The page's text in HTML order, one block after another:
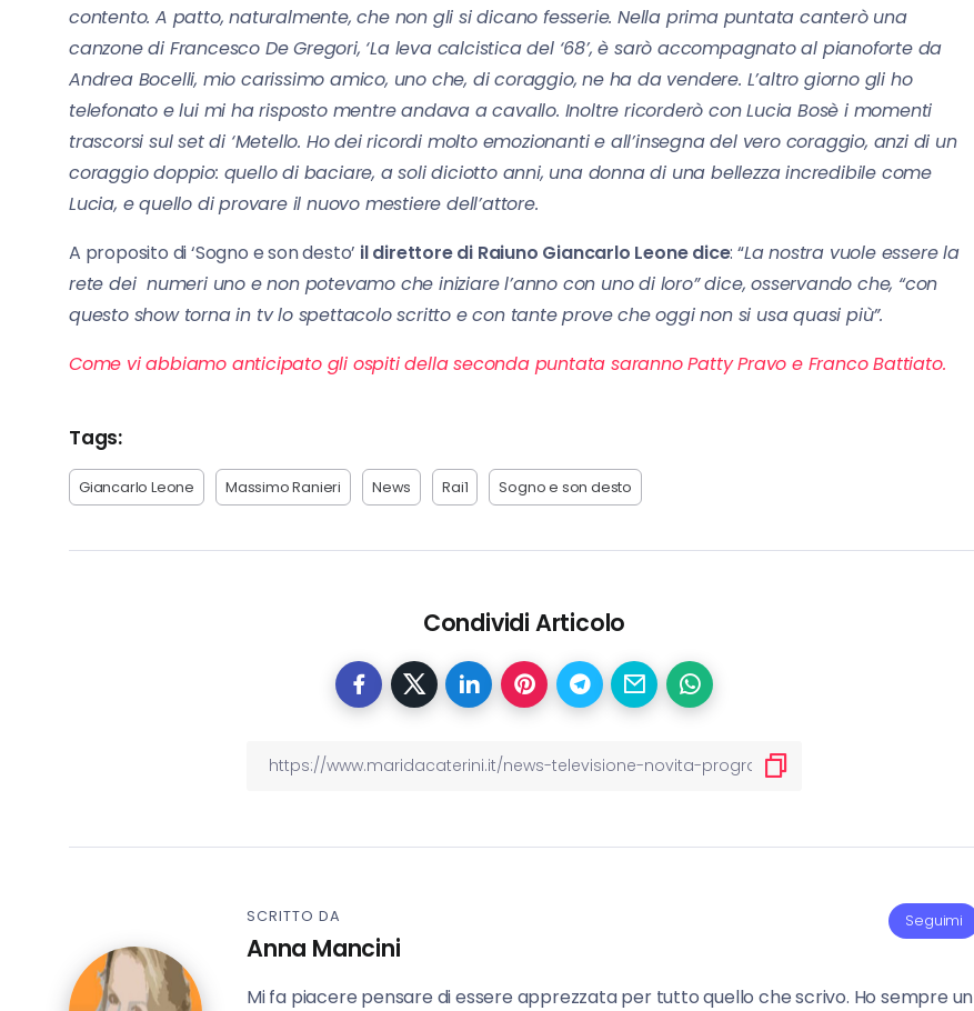
contento. A patto, naturalmente, che non gli si dicano fesserie. Nella prima puntata canterò una
canzone di Francesco De Gregori, ‘La leva calcistica del ‘68’, è sarò accompagnato al pianoforte da
Andrea Bocelli, mio carissimo amico, uno che, di coraggio, ne ha da vendere. L’altro giorno gli ho
telefonato e lui mi ha risposto mentre andava a cavallo. Inoltre ricorderò con Lucia Bosè i momenti
trascorsi sul set di ‘Metello. Ho dei ricordi molto emozionanti e all’insegna del vero coraggio, anzi di un
coraggio doppio: quello di baciare, a soli diciotto anni, una donna di una bellezza incredibile come
Lucia, e quello di provare il nuovo mestiere dell’attore.
A proposito di ‘Sogno e son desto’ il direttore di Raiuno Giancarlo Leone dice: “La nostra vuole essere la
rete dei numeri uno e non potevamo che iniziare l’anno con uno di loro” dice, osservando che, “con
questo show torna in tv lo spettacolo scritto e con tante prove che oggi non si usa quasi più”.
Come vi abbiamo anticipato gli ospiti della seconda puntata saranno Patty Pravo e Franco Battiato.
Tags:
Giancarlo Leone Massimo Ranieri News Rai1 Sogno e son desto
Condividi Articolo
Seguimi
SCRITTO DA
Anna Mancini
Mi fa piacere pensare di essere apprezzata per tutto quello che scrivo. Ho sempre un